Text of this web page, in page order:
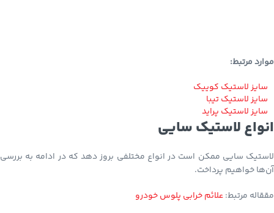
موارد مرتبط:
سایز لاستیک کوییک
سایز لاستیک تیبا
سایز لاستیک پراید
انواع لاستیک سایی
لاستیک سایی ممکن است در انواع مختلفی بروز دهد که در ادامه به بررسی
آن‌ها خواهیم پرداخت.
مققاله مرتبط:علائم خرابی پلوس خودرو